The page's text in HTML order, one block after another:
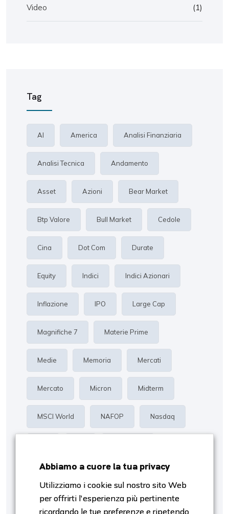
Video (1)
Tag
AI America Analisi Finanziaria
Analisi Tecnica Andamento
Asset Azioni Bear Market
Btp Valore Bull Market Cedole
Cina Dot Com Durate
Equity Indici Indici Azionari
Inflazione IPO Large Cap
Magnifiche 7 Materie Prime
Medie Memoria Mercati
Mercato Micron Midterm
MSCI World NAFOP Nasdaq
Risk Management
S&p500 Settori SpaceX
Abbiamo a cuore la tua privacy
Utilizziamo i cookie sul nostro sito Web
per offrirti l'esperienza più pertinente
ricordando le tue preferenze e ripetendo